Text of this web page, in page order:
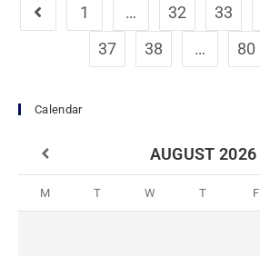
1 … 32 33
37
38 … 80
Calendar
AUGUST 2026
M T W T F